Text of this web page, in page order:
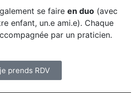
se faire en duo (avec
enfant, un.e ami.e). Chaque
par un praticien.
je prends RDV